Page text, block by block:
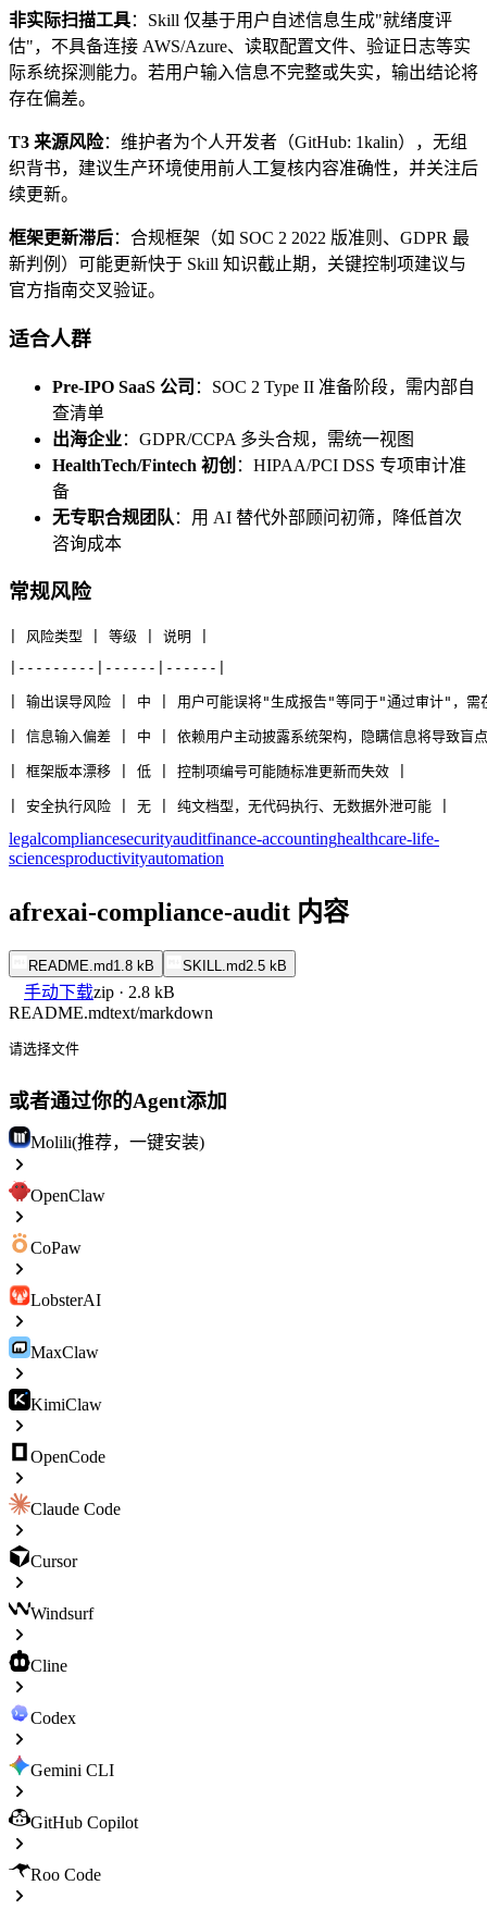
非实际扫描工具：Skill 仅基于用户自述信息生成"就绪度评
估"，不具备连接 AWS/Azure、读取配置文件、验证日志等实
际系统探测能力。若用户输入信息不完整或失实，输出结论将
存在偏差。
T3 来源风险：维护者为个人开发者（GitHub: 1kalin），无组
织背书，建议生产环境使用前人工复核内容准确性，并关注后
续更新。
框架更新滞后：合规框架（如 SOC 2 2022 版准则、GDPR 最
新判例）可能更新快于 Skill 知识截止期，关键控制项建议与
官方指南交叉验证。
适合人群
Pre-IPO SaaS 公司 ：SOC 2 Type II 准备阶段，需内部自
查清单
出海企业：GDPR/CCPA 多头合规，需统一视图
HealthTech/Fintech 初创 ：HIPAA/PCI DSS 专项审计准
备
无专职合规团队 ：用 AI 替代外部顾问初筛，降低首次
咨询成本
常规风险
| 风险类型 | 等级 | 说明 |
|---------|------|------|
| 输出误导风险 | 中 | 用户可能误将"生成报告"等同于"通过审计"，需
| 信息输入偏差 | 中 | 依赖用户主动披露系统架构，隐瞒信息将导致盲
| 框架版本漂移 | 低 | 控制项编号可能随标准更新而失效 |
| 安全执行风险 | 无 | 纯文档型，无代码执行、无数据外泄可能 |
legalcompliancesecurityauditfinance-accountinghealthcare-life-
sciencesproductivityautomation
afrexai-compliance-audit 内容
README.md1.8 kB SKILL.md2.5 kB
手动下载zip · 2.8 kB
README.mdtext/markdown
请选择文件
或者通过你的Agent添加
Molili(推荐，一键安装)
OpenClaw
CoPaw
LobsterAI
MaxClaw
KimiClaw
OpenCode
Claude Code
Cursor
Windsurf
Cline
Codex
Gemini CLI
GitHub Copilot
Roo Code